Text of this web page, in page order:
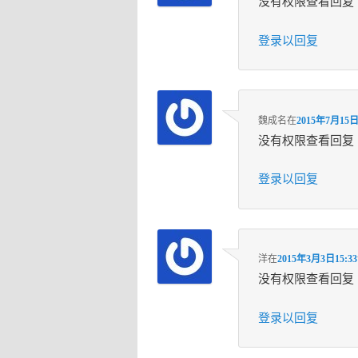
登录以回复
魏成名在2015年7月15
没有权限查看回复
登录以回复
洋在2015年3月3日15:33
没有权限查看回复
登录以回复